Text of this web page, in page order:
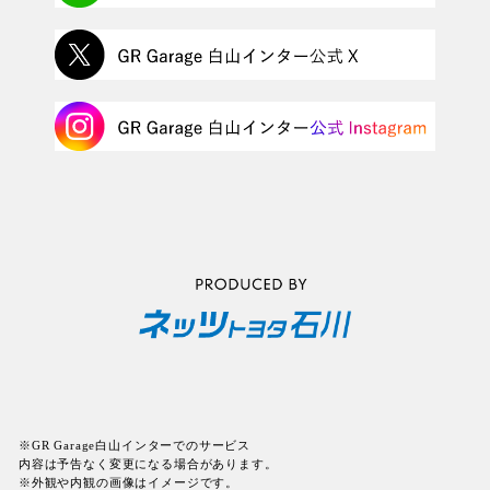
※GR Garage白山インターでのサービス
内容は予告なく変更になる場合があります。
※外観や内観の画像はイメージです。